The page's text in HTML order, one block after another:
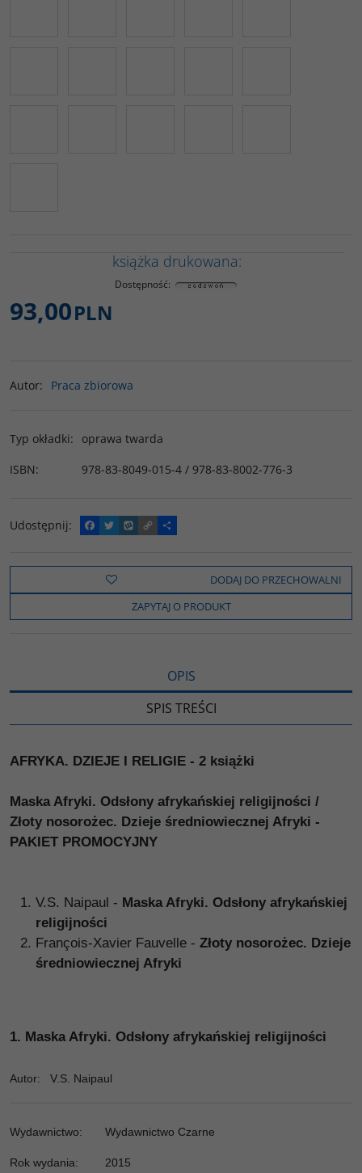
książka drukowana:
Dostępność:
93,00PLN
Autor: Praca zbiorowa
Typ okładki:
oprawa twarda
ISBN: 978-83-8049-015-4 / 978-83-8002-776-3
Udostępnij:
F
a
e
o
k
T
w
t
t
e
W
y
o
C
o
y
i
n
k
P
o
z
e
l
s
DODAJ DO PRZECHOWALNI
ZAPYTAJ O PRODUKT
OPIS
SPIS TREŚCI
AFRYKA. DZIEJE I RELIGIE - 2 książki
Maska Afryki. Odsłony afrykańskiej religijności /
Złoty nosorożec. Dzieje średniowiecznej Afryki -
PAKIET PROMOCYJNY
V.S. Naipaul - Maska Afryki. Odsłony afrykańskiej
religijności
François-Xavier Fauvelle - Złoty nosorożec. Dzieje
średniowiecznej Afryki
1. Maska Afryki. Odsłony afrykańskiej religijności
Autor: V.S. Naipaul
Wydawnictwo: Wydawnictwo Czarne
Rok wydania: 2015